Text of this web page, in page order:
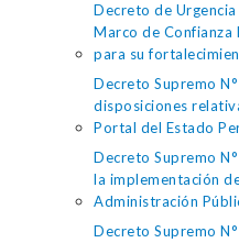
Decreto de
Marco de
para su
Decreto Supremo
disposiciones
Portal del Estado
Decreto Supremo
la implementación
Administración
Decreto Supremo